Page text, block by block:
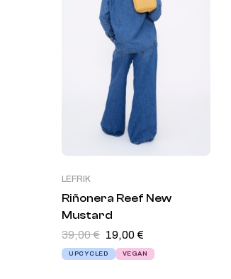
LEFRIK
Riñonera Reef New
Mustard
39,00€ 19,00€
UPCYCLED VEGAN